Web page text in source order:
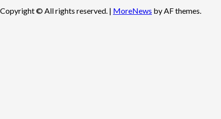
Copyright © All rights reserved. | MoreNews by AF themes.